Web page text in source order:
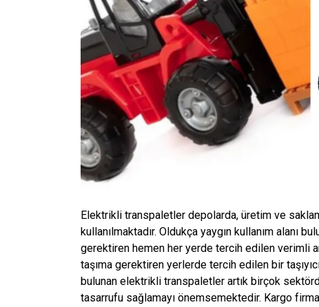
Elektrikli transpaletler depolarda, üretim ve
kullanılmaktadır. Oldukça yaygın kullanım alanı
gerektiren hemen her yerde tercih edilen verimli
taşıma gerektiren yerlerde tercih edilen bir
bulunan elektrikli transpaletler artık birçok
tasarrufu sağlamayı önemsemektedir. Kargo